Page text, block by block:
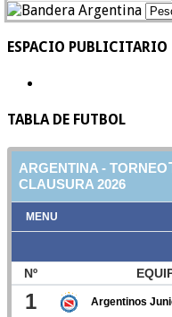
ESPACIO PUBLICITARIO
TABLA DE FUTBOL